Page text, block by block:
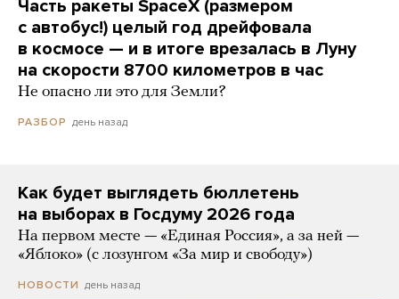
Часть ракеты SpaceX (размером
с автобус!) целый год дрейфовала
в космосе — и в итоге врезалась в Луну
на скорости 8700 километров в час
Не опасно ли это для Земли?
РАЗБОР день назад
Как будет выглядеть бюллетень
на выборах в Госдуму 2026 года
На первом месте — «Единая Россия», а за ней —
«Яблоко» (с лозунгом «За мир и свободу»)
НОВОСТИ день назад